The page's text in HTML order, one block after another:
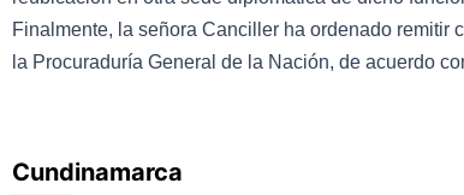
Finalmente, la señora Canciller ha ordenado
la Procuraduría General de la Nación, de acuerdo
Cundinamarca